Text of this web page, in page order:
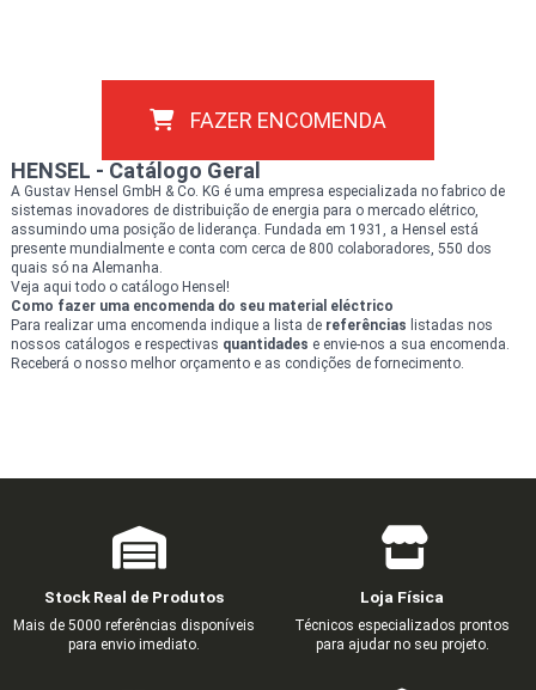
FAZER ENCOMENDA
HENSEL - Catálogo Geral
A Gustav Hensel GmbH & Co. KG é uma empresa especializada no fabrico de
sistemas inovadores de distribuição de energia para o mercado elétrico,
assumindo uma posição de liderança. Fundada em 1931, a Hensel está
presente mundialmente e conta com cerca de 800 colaboradores, 550 dos
quais só na Alemanha.
Veja aqui todo o catálogo Hensel!
Como fazer uma encomenda do seu material eléctrico
Para realizar uma encomenda indique a lista de referências listadas nos
nossos catálogos e respectivas quantidades e envie-nos a sua encomenda.
Receberá o nosso melhor orçamento e as condições de fornecimento.
Stock Real de Produtos
Mais de 5000 referências disponíveis
para envio imediato.
Loja Física
Técnicos especializados prontos
para ajudar no seu projeto.